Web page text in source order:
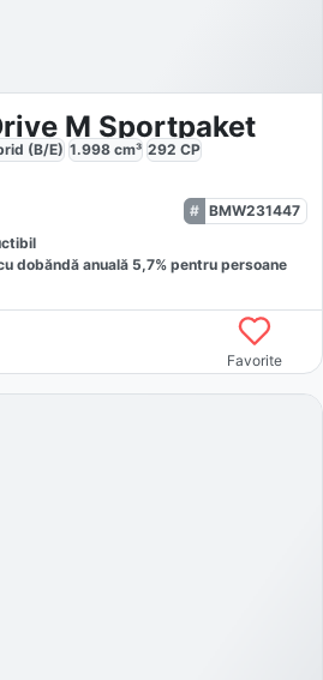
M Sportpaket
(B/E) 1.998 cm³ 292 CP
BMW231447
dobăndă anuală 5,7% pentru persoane
Favorite